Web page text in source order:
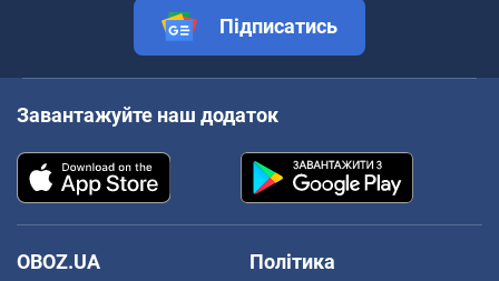
Підписатись
Завантажуйте наш додаток
OBOZ.UA
Політика